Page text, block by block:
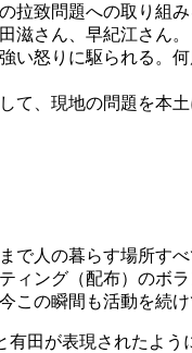
拉致問題への取り組
滋さん、早紀江さん。
い怒りに駆られる
、現地の問題を本
人の暮らす場所すべ
ィング（配布）のボ
の瞬間も活動を続
田が表現されたよ